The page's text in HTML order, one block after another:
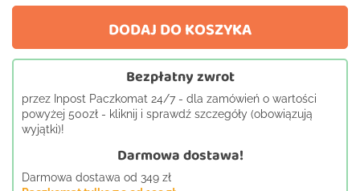
DODAJ DO KOSZYKA
Bezpłatny zwrot
przez Inpost Paczkomat 24/7 - dla zamówień o wartości
powyżej 500zł - kliknij i sprawdź szczegóły (obowiązują
wyjątki)!
Darmowa dostawa!
Darmowa dostawa od 349 zł